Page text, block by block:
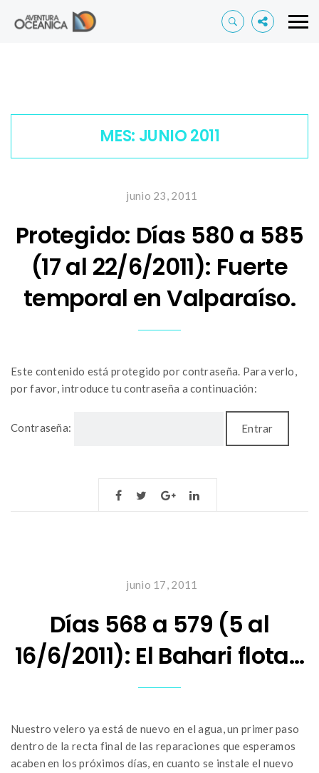
MES: JUNIO 2011
junio 23, 2011
Protegido: Días 580 a 585
(17 al 22/6/2011): Fuerte
temporal en Valparaíso.
Este contenido está protegido por contraseña. Para verlo,
por favor, introduce tu contraseña a continuación:
Contraseña:
junio 17, 2011
Días 568 a 579 (5 al
16/6/2011): El Bahari flota…
Nuestro velero ya está de nuevo en el agua, un primer paso
dentro de la recta final de las reparaciones que esperamos
acaben en los próximos días, en cuanto se instale el nuevo